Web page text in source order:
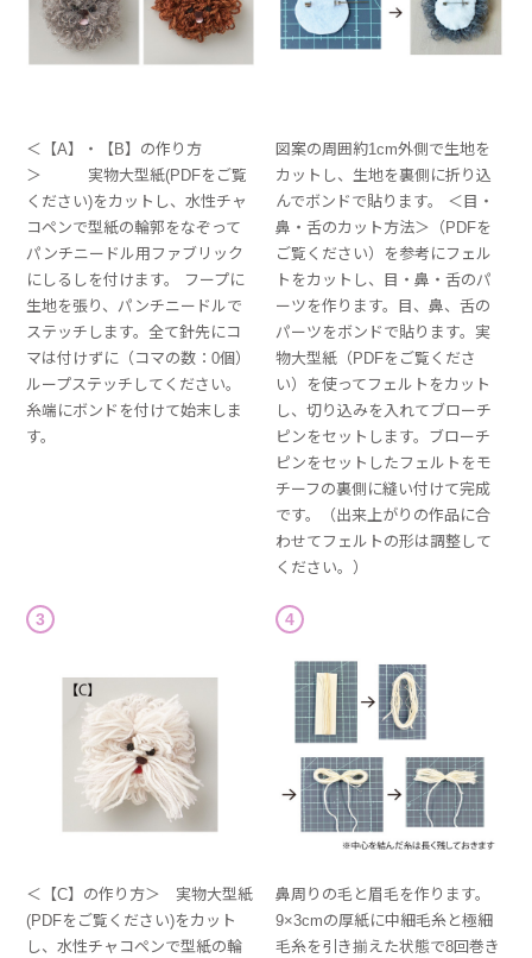
＜【A】・【B】の作り方
＞ 実物大型紙(PDFをご覧
ください)をカットし、水性チャ
コペンで型紙の輪郭をなぞって
パンチニードル用ファブリック
にしるしを付けます。 フープに
生地を張り、パンチニードルで
ステッチします。全て針先にコ
マは付けずに（コマの数：0個）
ループステッチしてください。
糸端にボンドを付けて始末しま
す。
図案の周囲約1cm外側で生地を
カットし、生地を裏側に折り込
んでボンドで貼ります。 ＜目・
鼻・舌のカット方法＞（PDFを
ご覧ください）を参考にフェル
トをカットし、目・鼻・舌のパ
ーツを作ります。目、鼻、舌の
パーツをボンドで貼ります。実
物大型紙（PDFをご覧くださ
い）を使ってフェルトをカット
し、切り込みを入れてブローチ
ピンをセットします。ブローチ
ピンをセットしたフェルトをモ
チーフの裏側に縫い付けて完成
です。（出来上がりの作品に合
わせてフェルトの形は調整して
ください。）
3
＜【C】の作り方＞ 実物大型紙
(PDFをご覧ください)をカット
し、水性チャコペンで型紙の輪
4
鼻周りの毛と眉毛を作ります。
9×3cmの厚紙に中細毛糸と極細
毛糸を引き揃えた状態で8回巻き